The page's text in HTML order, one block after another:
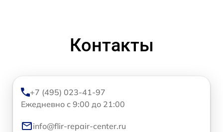
Контакты
+7 (495) 023-41-97
Ежедневно с 9:00 до 21:00
info@flir-repair-center.ru